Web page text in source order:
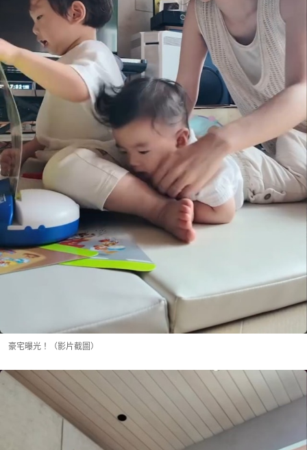
豪宅曝光！（影片截圖）